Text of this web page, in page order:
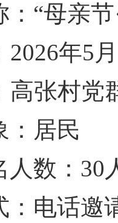
：“母亲
年5
张村党
：居民
人数：30
：电话邀